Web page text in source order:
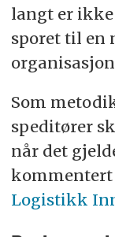
langt er
sporet til en
Som
speditører
når det
kommentert
Logistikk